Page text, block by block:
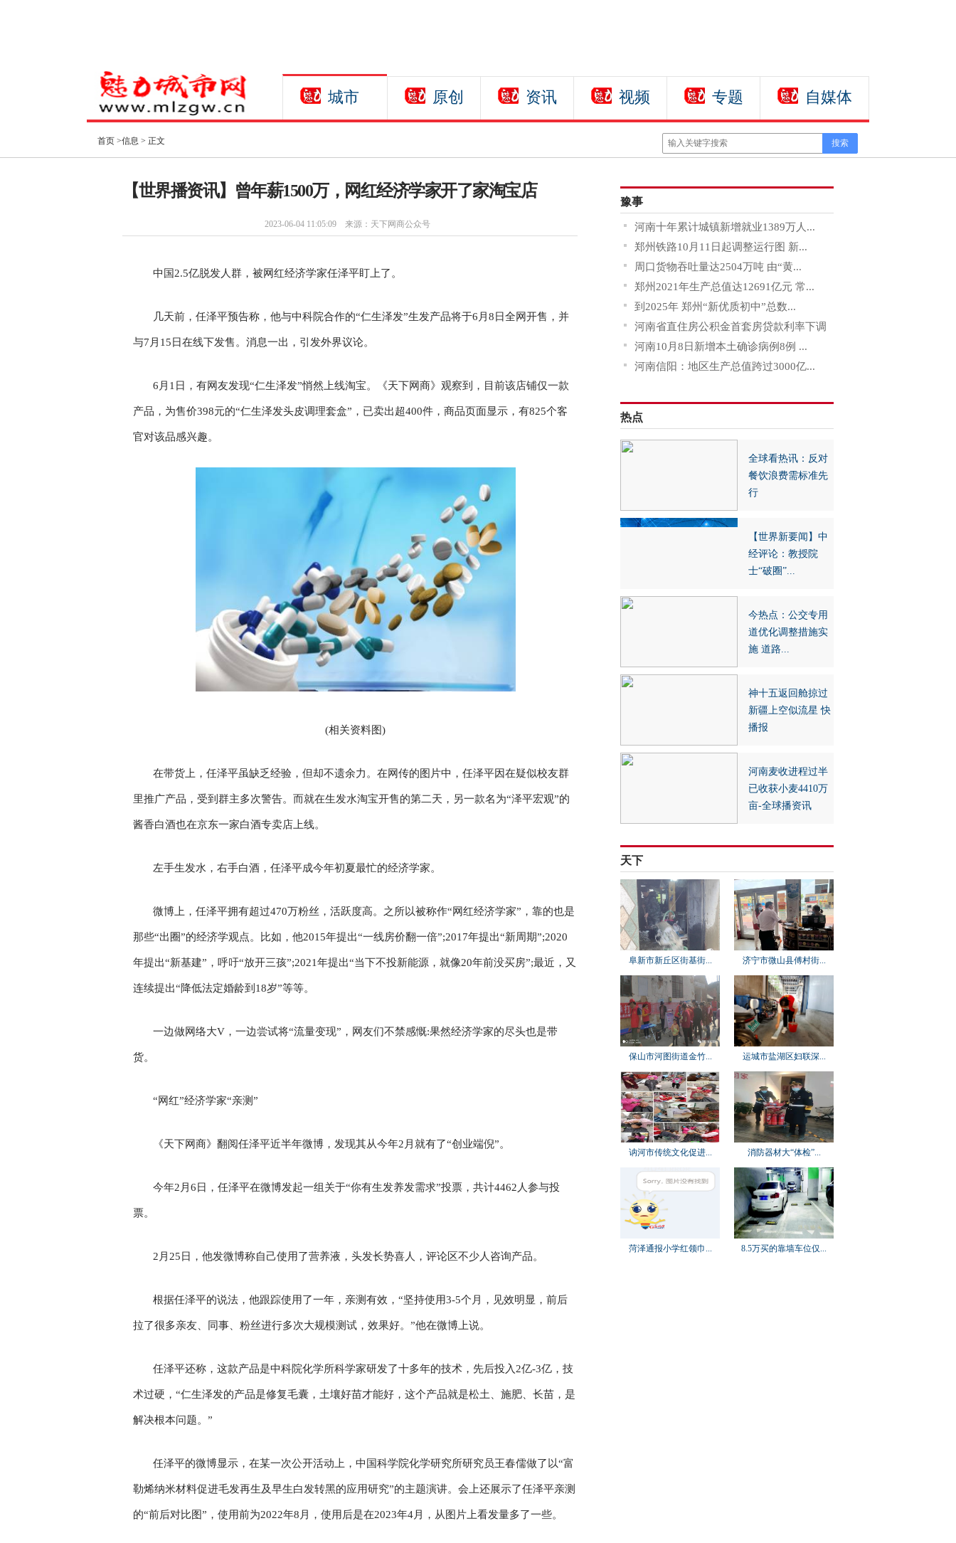
城市 原创 资讯 视频 专题 自媒体
首页 >信息 > 正文
【世界播资讯】曾年薪1500万，网红经济学家开了家淘宝店
2023-06-04 11:05:09 来源：天下网商公众号
中国2.5亿脱发人群，被网红经济学家任泽平盯上了。
几天前，任泽平预告称，他与中科院合作的“仁生泽发”生发产品将于6月8日全网开售，并
与7月15日在线下发售。消息一出，引发外界议论。
6月1日，有网友发现“仁生泽发”悄然上线淘宝。《天下网商》观察到，目前该店铺仅一款
产品，为售价398元的“仁生泽发头皮调理套盒”，已卖出超400件，商品页面显示，有825个客
官对该品感兴趣。
(相关资料图)
在带货上，任泽平虽缺乏经验，但却不遗余力。在网传的图片中，任泽平因在疑似校友群
里推广产品，受到群主多次警告。而就在生发水淘宝开售的第二天，另一款名为“泽平宏观”的
酱香白酒也在京东一家白酒专卖店上线。
左手生发水，右手白酒，任泽平成今年初夏最忙的经济学家。
微博上，任泽平拥有超过470万粉丝，活跃度高。之所以被称作“网红经济学家”，靠的也是
那些“出圈”的经济学观点。比如，他2015年提出“一线房价翻一倍”;2017年提出“新周期”;2020
年提出“新基建”，呼吁“放开三孩”;2021年提出“当下不投新能源，就像20年前没买房”;最近，又
连续提出“降低法定婚龄到18岁”等等。
一边做网络大V，一边尝试将“流量变现”，网友们不禁感慨:果然经济学家的尽头也是带
货。
“网红”经济学家“亲测”
《天下网商》翻阅任泽平近半年微博，发现其从今年2月就有了“创业端倪”。
今年2月6日，任泽平在微博发起一组关于“你有生发养发需求”投票，共计4462人参与投
票。
2月25日，他发微博称自己使用了营养液，头发长势喜人，评论区不少人咨询产品。
根据任泽平的说法，他跟踪使用了一年，亲测有效，“坚持使用3-5个月，见效明显，前后
拉了很多亲友、同事、粉丝进行多次大规模测试，效果好。”他在微博上说。
任泽平还称，这款产品是中科院化学所科学家研发了十多年的技术，先后投入2亿-3亿，技
术过硬，“仁生泽发的产品是修复毛囊，土壤好苗才能好，这个产品就是松土、施肥、长苗，是
解决根本问题。”
任泽平的微博显示，在某一次公开活动上，中国科学院化学研究所研究员王春儒做了以“富
勒烯纳米材料促进毛发再生及早生白发转黑的应用研究”的主题演讲。会上还展示了任泽平亲测
的“前后对比图”，使用前为2022年8月，使用后是在2023年4月，从图片上看发量多了一些。
豫事
河南十年累计城镇新增就业1389万人...
郑州铁路10月11日起调整运行图 新...
周口货物吞吐量达2504万吨 由“黄...
郑州2021年生产总值达12691亿元 常...
到2025年 郑州“新优质初中”总数...
河南省直住房公积金首套房贷款利率下调
河南10月8日新增本土确诊病例8例 ...
河南信阳：地区生产总值跨过3000亿...
热点
全球看热讯：反对
餐饮浪费需标准先
行
【世界新要闻】中
经评论：教授院
士“破圈”...
今热点：公交专用
道优化调整措施实
施 道路...
神十五返回舱掠过
新疆上空似流星 快
播报
河南麦收进程过半
已收获小麦4410万
亩-全球播资讯
天下
阜新市新丘区街基街... 济宁市微山县傅村街...
保山市河图街道金竹... 运城市盐湖区妇联深...
讷河市传统文化促进... 消防器材大“体检”...
菏泽通报小学红领巾... 8.5万买的靠墙车位仅...